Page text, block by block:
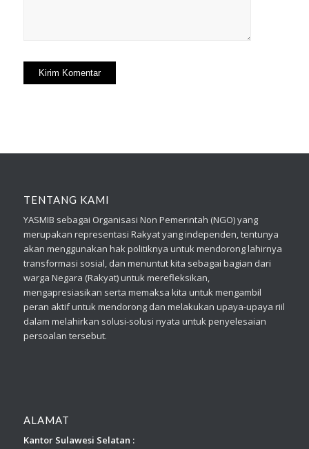
TENTANG KAMI
YASMIB sebagai Organisasi Non Pemerintah (NGO) yang
merupakan representasi Rakyat yang independen, tentunya
akan menggunakan hak politiknya untuk mendorong lahirnya
transformasi sosial, dan menuntut kita sebagai bagian dari
warga Negara (Rakyat) untuk merefleksikan,
mengapresiasikan serta memaksa kita untuk mengambil
peran aktif untuk mendorong dan melakukan upaya-upaya riil
dalam melahirkan solusi-solusi nyata untuk penyelesaian
persoalan tersebut.
ALAMAT
Kantor Sulawesi Selatan :